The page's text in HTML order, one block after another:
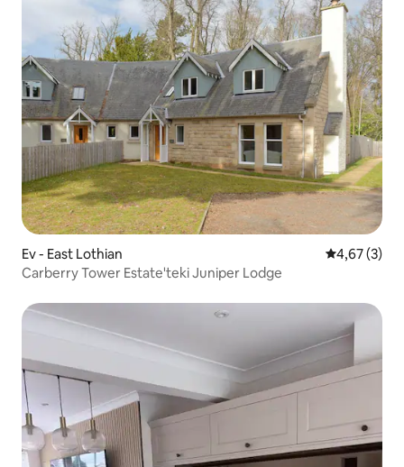
Ev - East Lothian 5 üzerinden
4,67 (3)
Carberry Tower Estate'teki Juniper Lodge